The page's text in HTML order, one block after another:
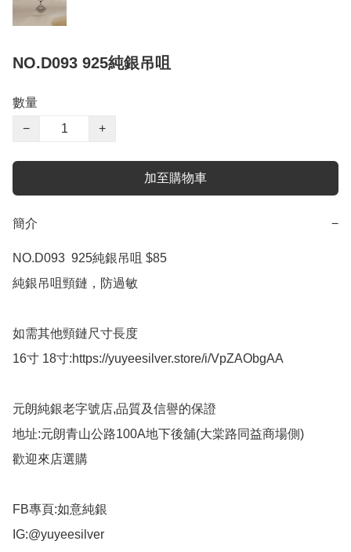
NO.D093 925純銀吊咀
數量
−
+
加至購物車
簡介 −
NO.D093  925純銀吊咀 $85
純銀吊咀頸鏈，防過敏
如需其他頸鏈尺寸長度
16寸 18寸:https://yuyeesilver.store/i/VpZAObgAA
元朗純銀老字號店,品質及信譽的保證
地址:元朗青山公路100A地下後舖(大棠路同益商場側)
歡迎來店選購
FB專頁:如意純銀
IG:@yuyeesilver